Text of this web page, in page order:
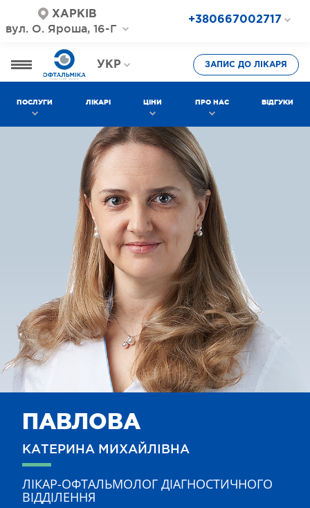
ХАРКІВ
вул. О. Яроша, 16-Г
+380667002717
+380577002717
УКР
РОС
ЗАПИС ДО ЛІКАРЯ
ПОСЛУГИ ЛІКАРІ ЦІНИ ПРО НАС ВІДГУКИ
ПАВЛОВА
КАТЕРИНА МИХАЙЛІВНА
ЛІКАР-ОФТАЛЬМОЛОГ ДІАГНОСТИЧНОГО
ВІДДІЛЕННЯ